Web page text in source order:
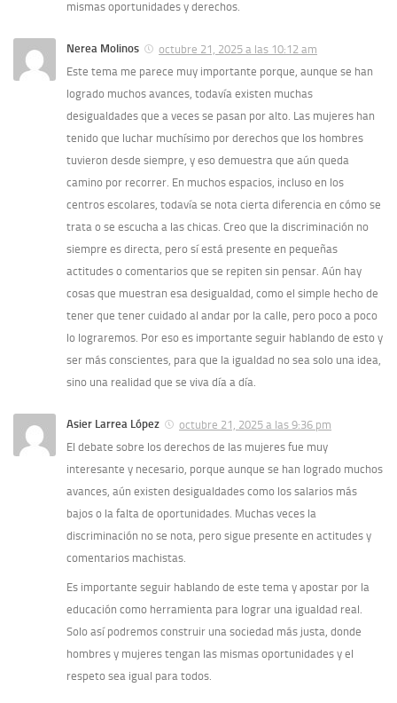
mismas oportunidades y derechos.
Nerea Molinos
octubre 21, 2025 a las 10:12 am
Este tema me parece muy importante porque, aunque se han
logrado muchos avances, todavía existen muchas
desigualdades que a veces se pasan por alto. Las mujeres han
tenido que luchar muchísimo por derechos que los hombres
tuvieron desde siempre, y eso demuestra que aún queda
camino por recorrer. En muchos espacios, incluso en los
centros escolares, todavía se nota cierta diferencia en cómo se
trata o se escucha a las chicas. Creo que la discriminación no
siempre es directa, pero sí está presente en pequeñas
actitudes o comentarios que se repiten sin pensar. Aún hay
cosas que muestran esa desigualdad, como el simple hecho de
tener que tener cuidado al andar por la calle, pero poco a poco
lo lograremos. Por eso es importante seguir hablando de esto y
ser más conscientes, para que la igualdad no sea solo una idea,
sino una realidad que se viva día a día.
Asier Larrea López
octubre 21, 2025 a las 9:36 pm
El debate sobre los derechos de las mujeres fue muy
interesante y necesario, porque aunque se han logrado muchos
avances, aún existen desigualdades como los salarios más
bajos o la falta de oportunidades. Muchas veces la
discriminación no se nota, pero sigue presente en actitudes y
comentarios machistas.
Es importante seguir hablando de este tema y apostar por la
educación como herramienta para lograr una igualdad real.
Solo así podremos construir una sociedad más justa, donde
hombres y mujeres tengan las mismas oportunidades y el
respeto sea igual para todos.